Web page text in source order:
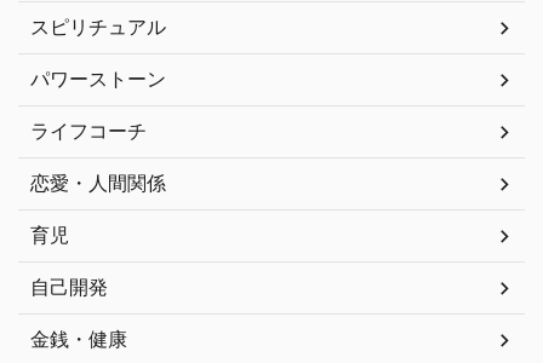
スピリチュアル
パワーストーン
ライフコーチ
恋愛・人間関係
育児
自己開発
金銭・健康